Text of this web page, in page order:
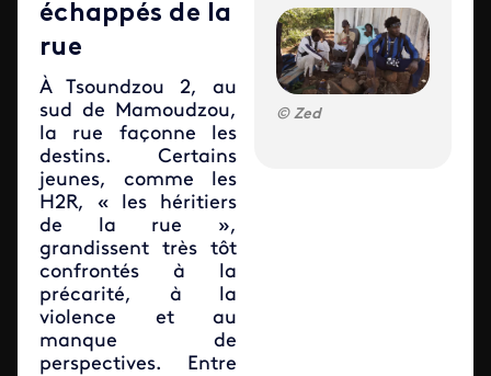
échappés de la
rue
À Tsoundzou 2, au
sud de Mamoudzou,
la rue façonne les
destins. Certains
jeunes, comme les
H2R, « les héritiers
de la rue »,
grandissent très tôt
confrontés à la
précarité, à la
violence et au
manque de
perspectives. Entre
Zed